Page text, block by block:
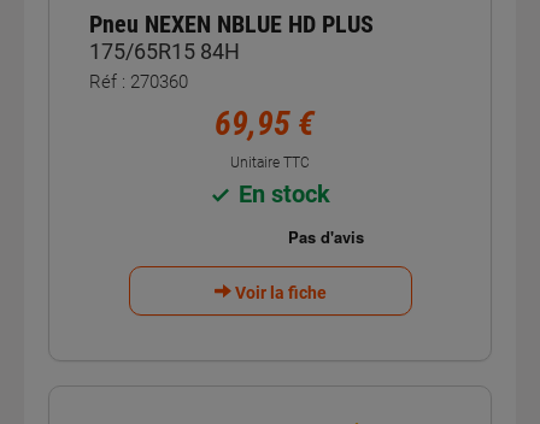
Pneu NEXEN NBLUE HD PLUS
175/65R15 84H
Réf : 270360
69,95 €
Unitaire TTC
En stock
Voir la fiche